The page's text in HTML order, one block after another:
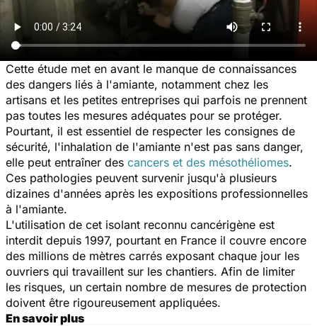
Cette étude met en avant le manque de connaissances
des dangers liés à l'amiante, notamment chez les
artisans et les petites entreprises qui parfois ne prennent
pas toutes les mesures adéquates pour se protéger.
Pourtant, il est essentiel de respecter les consignes de
sécurité, l'inhalation de l'amiante n'est pas sans danger,
elle peut entraîner des cancers et des mésothéliomes.
Ces pathologies peuvent survenir jusqu'à plusieurs
dizaines d'années après les expositions professionnelles
à l'amiante.
L'utilisation de cet isolant reconnu cancérigène est
interdit depuis 1997, pourtant en France il couvre encore
des millions de mètres carrés exposant chaque jour les
ouvriers qui travaillent sur les chantiers. Afin de limiter
les risques, un certain nombre de mesures de protection
doivent être rigoureusement appliquées.
En savoir plus